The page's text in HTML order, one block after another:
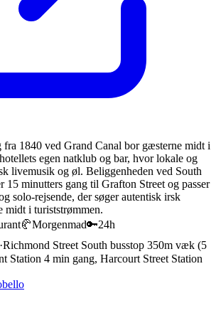
1840 ved Grand Canal bor gæsterne midt i
egen natklub og bar, hvor lokale og
livemusik og øl. Beliggenheden ved South
15 minutters gang til Grafton Street og passer
solo-rejsende, der søger autentisk irsk
midt i turiststrømmen.
🥐Morgenmad🔑24h
·Richmond Street South busstop 350m væk (5
Station 4 min gang, Harcourt Street Station